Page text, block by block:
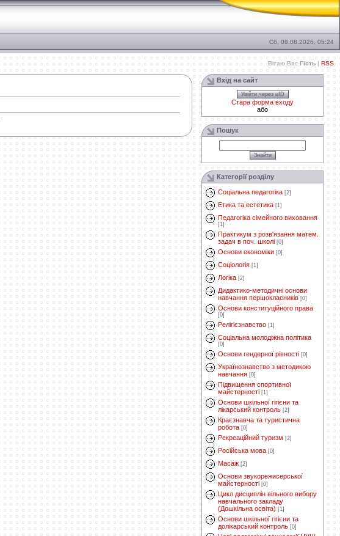
Сб, 08.08.2026, 05:24
Вітаю Вас Гість | RSS
Вхід на сайт
Увійти через uID
Стара форма входу
або
Пошук
Категорії розділу
Соціальна педагогіка [2]
Етика та естетика [1]
Педагогіка сімейного виховання
[1]
Практикум з розв'язання матем.
задач в поч. школі [0]
Основи економіки [0]
Соціологія [1]
Логіка [2]
Дидактико-методичні основи
навчання першокласників [0]
Основи конституційного права
[0]
Релігієзнавство [1]
Соціальна молодіжна політика
[0]
Основи гендерної рівності [0]
Українознавство з методикою
навчання [0]
Підвищення спортивної
майстерності [1]
Основи шкільної гігієни та
лікарський контроль [2]
Краєзнавча та туристична
робота [0]
Рекреаційний туризм [2]
Російська мова [0]
Масаж [2]
Основи звукорежисерської
майстерності [0]
Цикл дисциплін вільного вибору
навчального закладу
(Дошкільна освіта) [1]
Основи шкільної гігієни та
долікарський контроль [0]